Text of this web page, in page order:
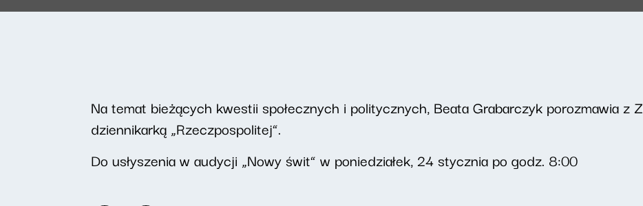
Na temat bieżących kwestii społecznych i politycznych, Beata Grabarczyk porozmawia z
dziennikarką „Rzeczpospolitej”.
Do usłyszenia w audycji „Nowy świt” w poniedziałek, 24 stycznia po godz. 8:00